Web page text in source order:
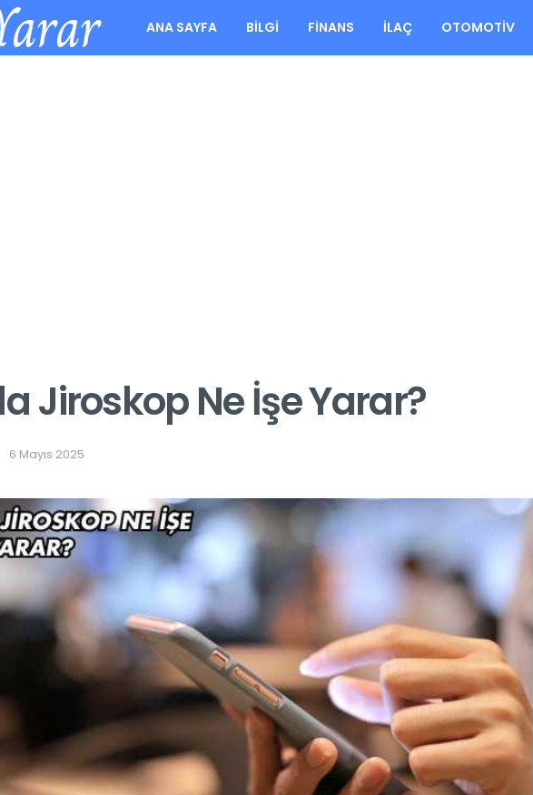
ANA SAYFA BILGI FINANS İLAÇ OTOMOTIV
Jiroskop Ne İşe Yarar?
6 Mayıs 2025